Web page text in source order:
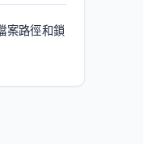
案路徑和鎖